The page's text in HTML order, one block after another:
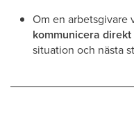
Om en arbetsgivare
kommunicera direkt
situation och nästa